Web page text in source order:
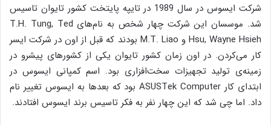
شرکت ایسوس در سال 1989 در تایپه پایتخت کشور تایوان تاسیس
شد. موسسان این شرکت چهار شخص به نام‌های T.H. Tung, Ted
Hsu, Wayne Hsieh و M.T. Liao بودند که قبل از اون در شرکت ایسر
کار می‌کردن. در اون زمان کشور تایوان یکی از کشورهای پیشرو در
زمینه‌ی تولید تجهیزات سخت‌افزاری بود. اسم کمپانی ایسوس در
ابتدای کار ASUSTek Computer بود که بعدها به ایسوس تغییر نام
داد. اما چی شد که این چهار نفر به فکر تاسیس برند ایسوس افتادند.